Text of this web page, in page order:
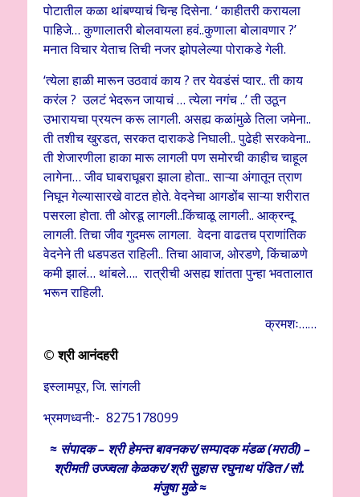
पोटातील कळा थांबण्याचं चिन्ह दिसेना. ‘ काहीतरी करायला
पाहिजे… कुणालातरी बोलवायला हवं..कुणाला बोलावणार ?’
मनात विचार येताच तिची नजर झोपलेल्या पोराकडे गेली.
‘त्येला हाळी मारून उठवावं काय ? तर येवडंसं प्वार.. ती काय
करंल ? उलटं भेदरून जायाचं … त्येला नगंच ..’ ती उठून
उभारायचा प्रयत्न करू लागली. असह्य कळांमुळे तिला जमेना..
ती तशीच खुरडत, सरकत दाराकडे निघाली.. पुढेही सरकवेना..
ती शेजारणीला हाका मारू लागली पण समोरची काहीच चाहूल
लागेना… जीव घाबराघूबरा झाला होता.. साऱ्या अंगातून त्राण
निघून गेल्यासारखे वाटत होते. वेदनेचा आगडोंब साऱ्या शरीरात
पसरला होता. ती ओरडू लागली..किंचाळू लागली.. आक्रन्दू
लागली. तिचा जीव गुदमरू लागला. वेदना वाढतच प्राणांतिक
वेदनेने ती धडपडत राहिली.. तिचा आवाज, ओरडणे, किंचाळणे
कमी झालं… थांबले…. रात्रीची असह्य शांतता पुन्हा भवतालात
भरून राहिली.
क्रमशः……
© श्री आनंदहरी
इस्लामपूर, जि. सांगली
भ्रमणध्वनी:- 8275178099
≈ संपादक – श्री हेमन्त बावनकर/सम्पादक मंडळ (मराठी) –
श्रीमती उज्ज्वला केळकर/श्री सुहास रघुनाथ पंडित /सौ.
मंजुषा मुळे ≈